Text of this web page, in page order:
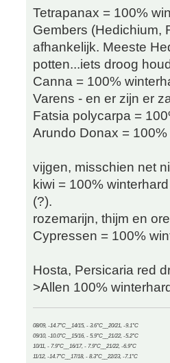
Tetrapanax = 100%
Gembers (Hedichium,
afhankelijk. Meeste
potten...iets droog
Canna = 100%
Varens - en er zijn er
Fatsia polycarpa =
Arundo Donax =
vijgen, misschien net
kiwi = 100%
(?).
rozemarijn, thijm en
Cypressen = 100%
Hosta, Persicaria red
>Allen 100%
08/09, -14.7°C__14/15, - 3.6°C__20/21, -9.1°C
09/10, -10.0°C__15/16, - 5.9°C__21/22, -5.2°C
10/11, - 7.9°C__16/17, - 7.9°C__21/22, -6.9°C
11/12, -14.7°C__17/18, - 8.3°C__22/23, -7.1°C